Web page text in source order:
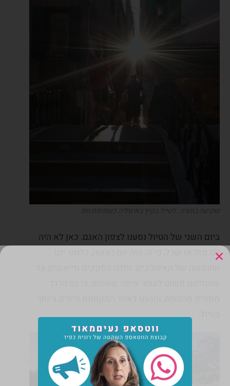
ביום השני של הטיול נסענו לצפון האגם. כאן לא היה
לנו מזל או שכל, כי זה היה יום ראשון, כלומר יום